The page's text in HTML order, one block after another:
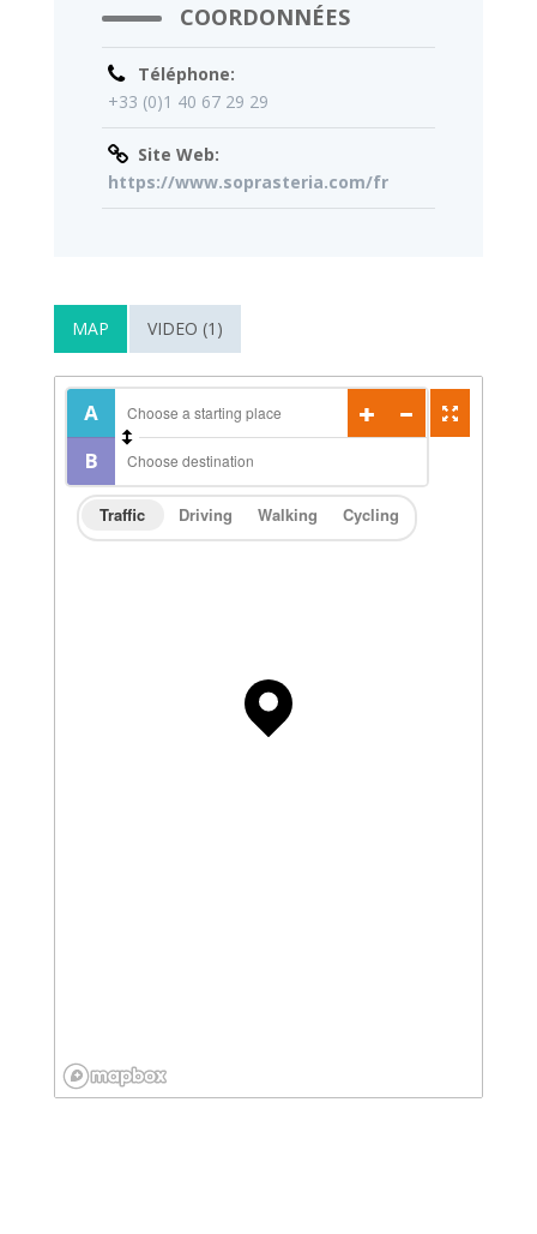
COORDONNÉES
Téléphone:
+33 (0)1 40 67 29 29
Site Web:
https://www.soprasteria.com/fr
MAP VIDEO (1)
Traffic Driving Walking Cycling